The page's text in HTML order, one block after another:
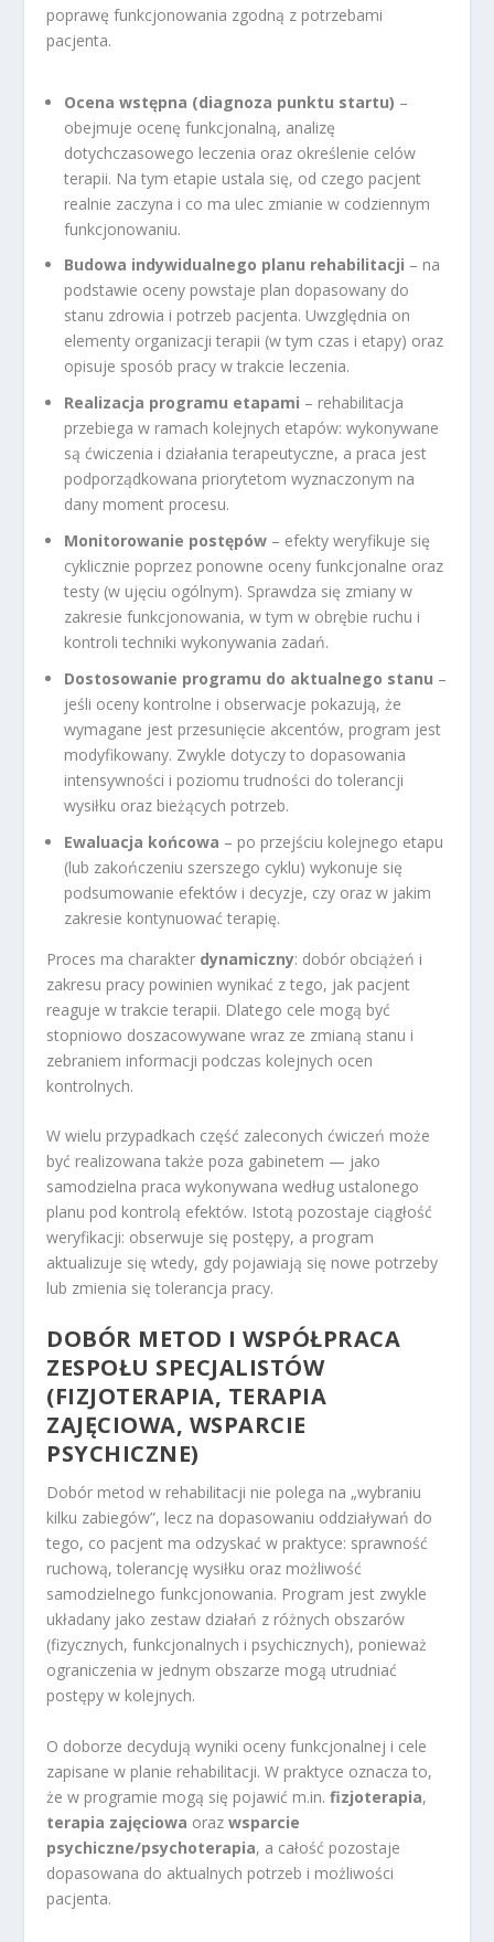
poprawę funkcjonowania zgodną z potrzebami
pacjenta.
Ocena wstępna (diagnoza punktu startu) –
obejmuje ocenę funkcjonalną, analizę
dotychczasowego leczenia oraz określenie celów
terapii. Na tym etapie ustala się, od czego pacjent
realnie zaczyna i co ma ulec zmianie w codziennym
funkcjonowaniu.
Budowa indywidualnego planu rehabilitacji – na
podstawie oceny powstaje plan dopasowany do
stanu zdrowia i potrzeb pacjenta. Uwzględnia on
elementy organizacji terapii (w tym czas i etapy) oraz
opisuje sposób pracy w trakcie leczenia.
Realizacja programu etapami – rehabilitacja
przebiega w ramach kolejnych etapów: wykonywane
są ćwiczenia i działania terapeutyczne, a praca jest
podporządkowana priorytetom wyznaczonym na
dany moment procesu.
Monitorowanie postępów – efekty weryfikuje się
cyklicznie poprzez ponowne oceny funkcjonalne oraz
testy (w ujęciu ogólnym). Sprawdza się zmiany w
zakresie funkcjonowania, w tym w obrębie ruchu i
kontroli techniki wykonywania zadań.
Dostosowanie programu do aktualnego stanu –
jeśli oceny kontrolne i obserwacje pokazują, że
wymagane jest przesunięcie akcentów, program jest
modyfikowany. Zwykle dotyczy to dopasowania
intensywności i poziomu trudności do tolerancji
wysiłku oraz bieżących potrzeb.
Ewaluacja końcowa – po przejściu kolejnego etapu
(lub zakończeniu szerszego cyklu) wykonuje się
podsumowanie efektów i decyzje, czy oraz w jakim
zakresie kontynuować terapię.
Proces ma charakter dynamiczny: dobór obciążeń i
zakresu pracy powinien wynikać z tego, jak pacjent
reaguje w trakcie terapii. Dlatego cele mogą być
stopniowo doszacowywane wraz ze zmianą stanu i
zebraniem informacji podczas kolejnych ocen
kontrolnych.
W wielu przypadkach część zaleconych ćwiczeń może
być realizowana także poza gabinetem — jako
samodzielna praca wykonywana według ustalonego
planu pod kontrolą efektów. Istotą pozostaje ciągłość
weryfikacji: obserwuje się postępy, a program
aktualizuje się wtedy, gdy pojawiają się nowe potrzeby
lub zmienia się tolerancja pracy.
DOBÓR METOD I WSPÓŁPRACA
ZESPOŁU SPECJALISTÓW
(FIZJOTERAPIA, TERAPIA
ZAJĘCIOWA, WSPARCIE
PSYCHICZNE)
Dobór metod w rehabilitacji nie polega na „wybraniu
kilku zabiegów”, lecz na dopasowaniu oddziaływań do
tego, co pacjent ma odzyskać w praktyce: sprawność
ruchową, tolerancję wysiłku oraz możliwość
samodzielnego funkcjonowania. Program jest zwykle
układany jako zestaw działań z różnych obszarów
(fizycznych, funkcjonalnych i psychicznych), ponieważ
ograniczenia w jednym obszarze mogą utrudniać
postępy w kolejnych.
O doborze decydują wyniki oceny funkcjonalnej i cele
zapisane w planie rehabilitacji. W praktyce oznacza to,
że w programie mogą się pojawić m.in.fizjoterapia,
terapia zajęciowa orazwsparcie
psychiczne/psychoterapia, a całość pozostaje
dopasowana do aktualnych potrzeb i możliwości
pacjenta.